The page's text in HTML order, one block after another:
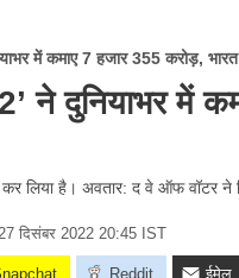
में कमाए 7 हजार 355 करोड़,
दुनियाभर में
लिया है। अवतार: द वे ऑफ वॉटर ने
दिसंबर 2022 20:45 IST
Reddit ईमेल